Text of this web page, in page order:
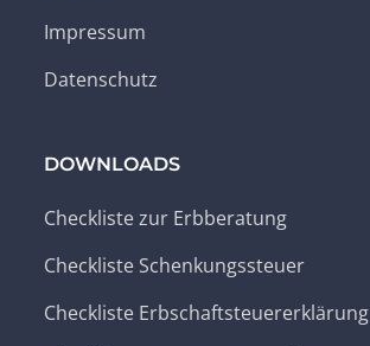
Impressum
Datenschutz
DOWNLOADS
Checkliste zur Erbberatung
Checkliste Schenkungssteuer
Checkliste Erbschaftsteuererklärung